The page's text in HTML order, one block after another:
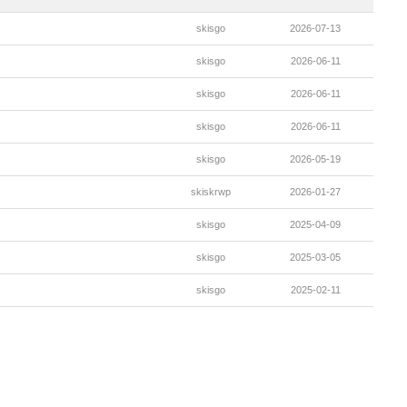
skisgo 2026-07-13
skisgo 2026-06-11
skisgo 2026-06-11
skisgo 2026-06-11
skisgo 2026-05-19
skiskrwp 2026-01-27
skisgo 2025-04-09
skisgo 2025-03-05
skisgo 2025-02-11